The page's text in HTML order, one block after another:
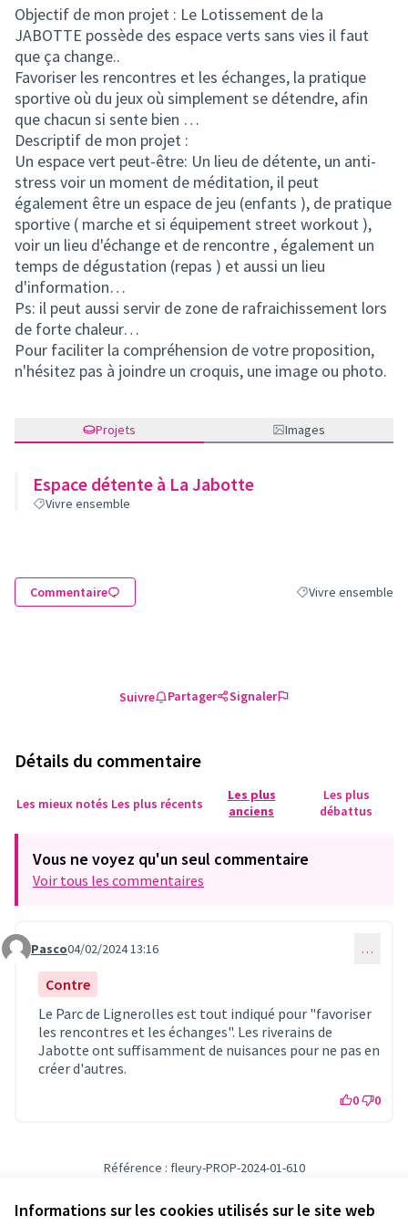
Informations sur les cookies utilisés sur le site web
Objectif de mon projet : Le Lotissement de la
JABOTTE possède des espace verts sans vies il faut
que ça change..
Favoriser les rencontres et les échanges, la pratique
sportive où du jeux où simplement se détendre, afin
que chacun si sente bien …
Descriptif de mon projet :
Un espace vert peut-être: Un lieu de détente, un anti-
stress voir un moment de méditation, il peut
également être un espace de jeu (enfants ), de pratique
sportive ( marche et si équipement street workout ),
voir un lieu d'échange et de rencontre , également un
temps de dégustation (repas ) et aussi un lieu
d'information…
Ps: il peut aussi servir de zone de rafraichissement lors
de forte chaleur…
Pour faciliter la compréhension de votre proposition,
n'hésitez pas à joindre un croquis, une image ou photo.
Projets Images
Espace détente à La Jabotte
Vivre ensemble
Commentaire Filtrer les résultats
Vivre ensemble
Suivre Partager Signaler
Détails du commentaire
Les mieux notés Les plus récents
Les plus
anciens
Les plus
débattus
Vous ne voyez qu'un seul commentaire
Voir tous les commentaires
Commentaire 785
Pasco04/02/2024 13:16 …
Contre
Le Parc de Lignerolles est tout indiqué pour "favoriser
les rencontres et les échanges". Les riverains de
Jabotte ont suffisamment de nuisances pour ne pas en
créer d'autres.
0 0
Référence : fleury-PROP-2024-01-610
Vérifiez l'empreinte numérique